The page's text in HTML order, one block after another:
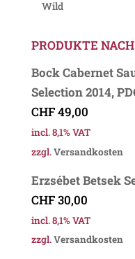
Wild
PRODUKTE
Bock Cabernet
Selection 2014,
CHF49,00
incl. 8,1% VAT
zzgl.Versandkosten
Erzsébet Betsek
CHF30,00
incl. 8,1% VAT
zzgl.Versandkosten